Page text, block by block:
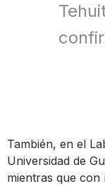
También, en el
Universidad de
mientras que